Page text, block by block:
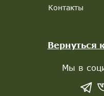
Контакты
Вернуться
Мы в